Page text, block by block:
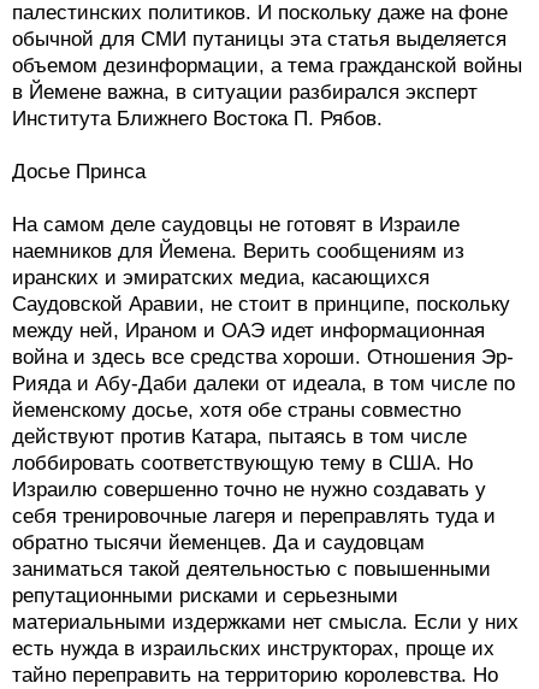
палестинских политиков. И поскольку даже на фоне
обычной для СМИ путаницы эта статья выделяется
объемом дезинформации, а тема гражданской войны
в Йемене важна, в ситуации разбирался эксперт
Института Ближнего Востока П. Рябов.
Досье Принса
На самом деле саудовцы не готовят в Израиле
наемников для Йемена. Верить сообщениям из
иранских и эмиратских медиа, касающихся
Саудовской Аравии, не стоит в принципе, поскольку
между ней, Ираном и ОАЭ идет информационная
война и здесь все средства хороши. Отношения Эр-
Рияда и Абу-Даби далеки от идеала, в том числе по
йеменскому досье, хотя обе страны совместно
действуют против Катара, пытаясь в том числе
лоббировать соответствующую тему в США. Но
Израилю совершенно точно не нужно создавать у
себя тренировочные лагеря и переправлять туда и
обратно тысячи йеменцев. Да и саудовцам
заниматься такой деятельностью с повышенными
репутационными рисками и серьезными
материальными издержками нет смысла. Если у них
есть нужда в израильских инструкторах, проще их
тайно переправить на территорию королевства. Но